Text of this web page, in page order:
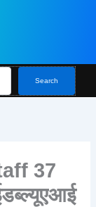
Search
37